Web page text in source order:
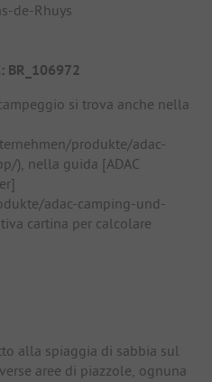
de-Rhuys
BR_106972
si trova anche nella
produkte/adac-
), nella guida [ADAC
adac-camping-und-
cartina per calcolare
alla spiaggia di sabbia sul
aree di piazzole, ognuna